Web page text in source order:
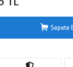
Sepete